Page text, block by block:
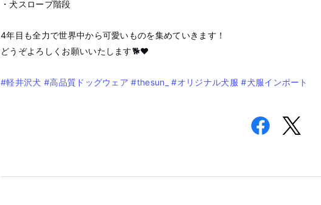
・犬スロープ階段
4年目も全力で世界中から可愛いものを集めていきます！
どうぞよろしくお願いいたします🐕❤️
#軽井沢犬 #高品質ドッグウェア #thesun_ #オリジナル犬服 #犬服インポート